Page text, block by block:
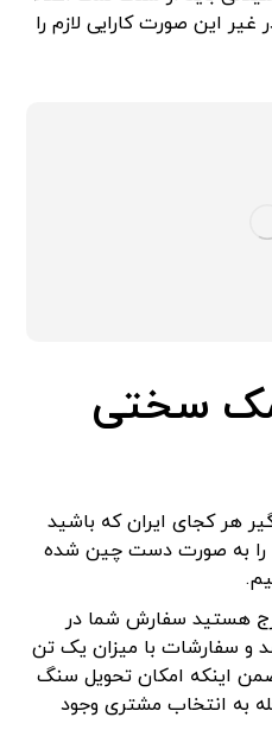
این صورت کارایی لازم را
سختی
هر کجای ایران که باشید
به صورت دست چین شده
هستید سفارش شما در
و سفارشات با میزان یک تن
اینکه امکان تحویل سنگ
به انتخاب مشتری وجود